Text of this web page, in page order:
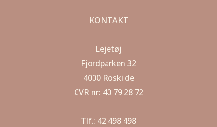
KONTAKT
Lejetøj
Fjordparken 32
4000 Roskilde
CVR nr: 40 79 28 72
Tlf.: 42 498 498